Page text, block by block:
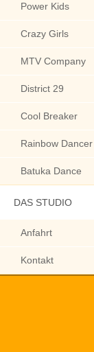
Power Kids
Crazy Girls
MTV Company
District 29
Cool Breaker
Rainbow Dancer
Batuka Dance
DAS STUDIO
Anfahrt
Kontakt